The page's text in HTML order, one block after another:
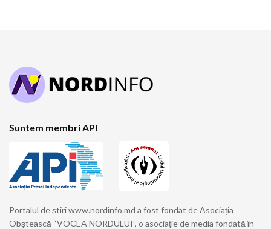
Suntem membri API
Portalul de știri www.nordinfo.md a fost fondat de Asociația
Obștească “VOCEA NORDULUI”, o asociație de media fondată în